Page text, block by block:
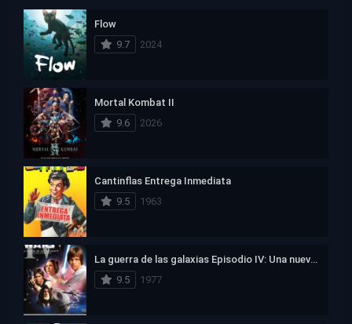
Flow
9.7
2024
Mortal Kombat II
9.6
2026
Cantinflas Entrega Inmediata
9.5
1963
La guerra de las galaxias Episodio IV: Una nueva esperanza
9.5
1977